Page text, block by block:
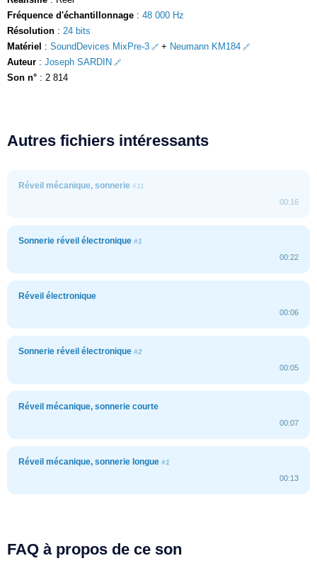
Fréquence d'échantillonnage : 48 000 Hz
Résolution : 24 bits
Matériel : SoundDevices MixPre-3 + Neumann KM184
Auteur : Joseph SARDIN
Son n° : 2 814
Autres fichiers intéressants
Réveil mécanique, sonnerie #11
00:16
Sonnerie réveil électronique #1
00:22
Réveil électronique
00:06
Sonnerie réveil électronique #2
00:05
Réveil mécanique, sonnerie courte
00:07
Réveil mécanique, sonnerie longue #1
00:13
FAQ à propos de ce son